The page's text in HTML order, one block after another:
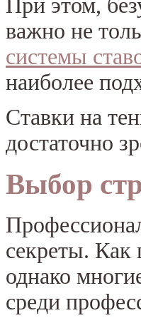
При этом,
важно не
системы
наиболее
Ставки на
достаточно
Выбор
секреты. Как
однако
среди